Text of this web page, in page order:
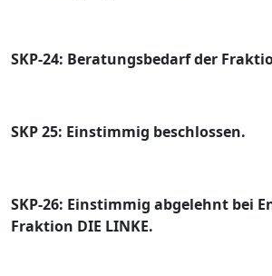
SKP-24: Beratungsbedarf der
SKP 25: Einstimmig beschlossen.
SKP-26: Einstimmig abgelehnt bei
Fraktion DIE LINKE.